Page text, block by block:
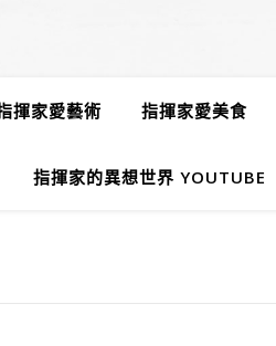
揮家愛藝術 指揮家愛美食
指揮家的異想世界 YOUTUBE